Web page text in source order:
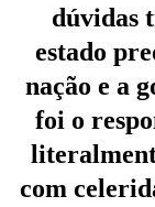
dúvidas
estado
nação e a
foi o
com